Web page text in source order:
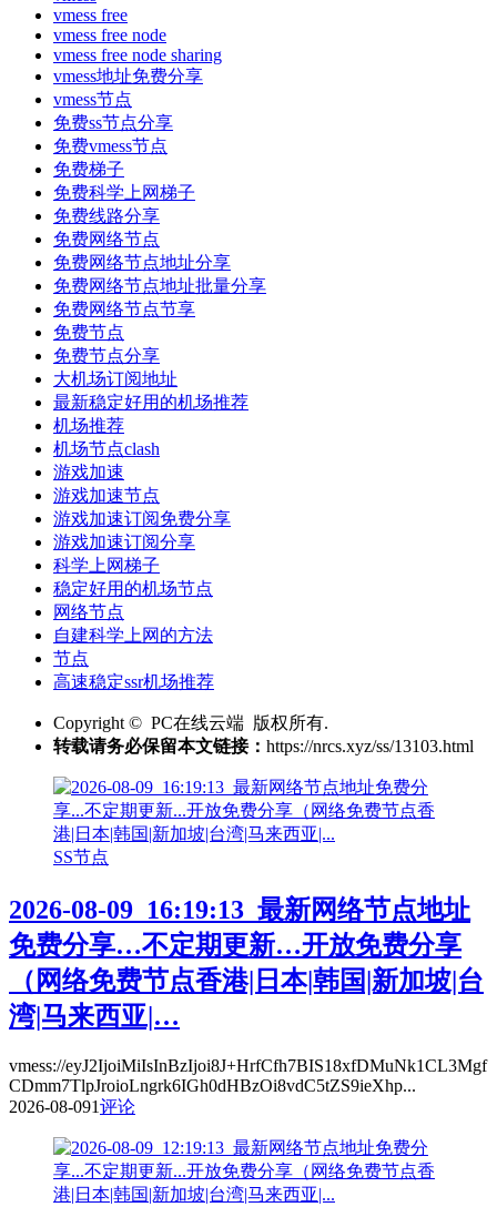
vmess free
vmess free node
vmess free node sharing
vmess地址免费分享
vmess节点
免费ss节点分享
免费vmess节点
免费梯子
免费科学上网梯子
免费线路分享
免费网络节点
免费网络节点地址分享
免费网络节点地址批量分享
免费网络节点节享
免费节点
免费节点分享
大机场订阅地址
最新稳定好用的机场推荐
机场推荐
机场节点clash
游戏加速
游戏加速节点
游戏加速订阅免费分享
游戏加速订阅分享
科学上网梯子
稳定好用的机场节点
网络节点
自建科学上网的方法
节点
高速稳定ssr机场推荐
Copyright © PC在线云端 版权所有.
转载请务必保留本文链接： https://nrcs.xyz/ss/13103.html
SS节点
2026-08-09_16:19:13_最新网络节点地址
免费分享…不定期更新…开放免费分享
（网络免费节点香港|日本|韩国|新加坡|台
湾|马来西亚|…
vmess://eyJ2IjoiMiIsInBzIjoi8J+HrfCfh7BIS18xfDMuNk1CL3Mgf
CDmm7TlpJroioLngrk6IGh0dHBzOi8vdC5tZS9ieXhp...
2026-08-091评论